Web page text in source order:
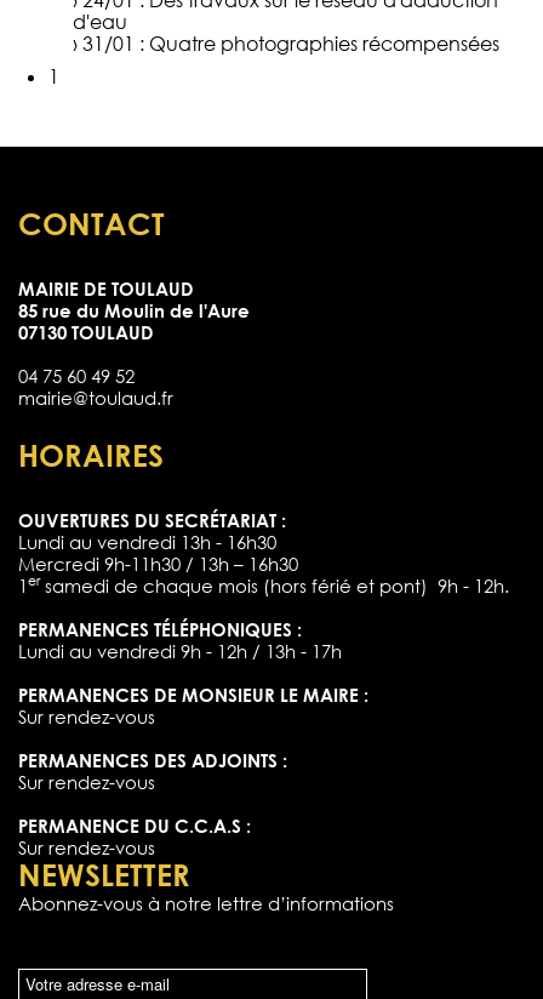
d'eau
› 31/01 : Quatre photographies récompensées
1
CONTACT
MAIRIE DE TOULAUD
85 rue du Moulin de l'Aure
07130 TOULAUD
04 75 60 49 52
mairie@toulaud.fr
HORAIRES
OUVERTURES DU SECRÉTARIAT :
Lundi au vendredi 13h - 16h30
Mercredi 9h-11h30 / 13h – 16h30
1 ersamedi de chaque mois (hors férié et pont) 9h - 12h.
PERMANENCES TÉLÉPHONIQUES :
Lundi au vendredi 9h - 12h / 13h - 17h
PERMANENCES DE MONSIEUR LE MAIRE :
Sur rendez-vous
PERMANENCES DES ADJOINTS :
Sur rendez-vous
PERMANENCE DU C.C.A.S :
Sur rendez-vous
NEWSLETTER
Abonnez-vous à notre lettre d’informations